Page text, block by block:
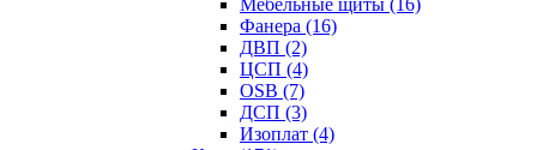
Мебельные щиты (16)
Фанера (16)
ДВП (2)
ЦСП (4)
OSB (7)
ДСП (3)
Изоплат (4)